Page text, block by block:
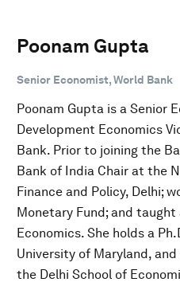
Poonam Gupta
Senior Economist, World Bank
Poonam Gupta is a Senior
Development Economics
Bank. Prior to joining the
Bank of India Chair at the
Finance and Policy, Delhi;
Monetary Fund; and
Economics. She holds a
University of Maryland,
the Delhi School of